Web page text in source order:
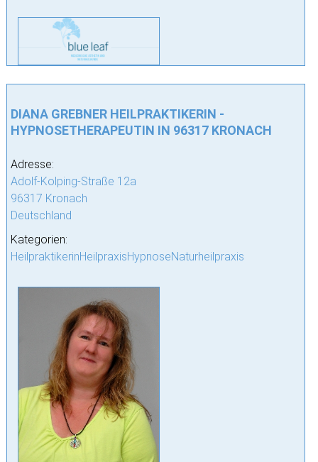
DIANA GREBNER HEILPRAKTIKERIN -
HYPNOSETHERAPEUTIN IN 96317 KRONACH
Adresse:
Adolf-Kolping-Straße 12a
96317 Kronach
Deutschland
Kategorien:
HeilpraktikerinHeilpraxisHypnoseNaturheilpraxis